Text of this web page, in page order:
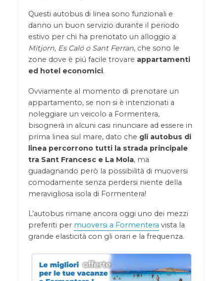
Questi autobus di linea sono funzionali e
danno un buon servizio durante il periodo
estivo per chi ha prenotato un alloggio a
Mitjorn, Es Caló o Sant Ferran, che sono le
zone dove è piú facile trovare appartamenti
ed hotel economici.
Ovviamente al momento di prenotare un
appartamento, se non si è intenzionati a
noleggiare un veicolo a Formentera,
bisognerà in alcuni casi rinunciare ad essere in
prima linea sul mare, dato che gli autobus di
linea percorrono tutti la strada principale
tra Sant Francesc e La Mola, ma
guadagnando però la possibilità di muoversi
comodamente senza perdersi niente della
meravigliosa isola di Formentera!
L’autobus rimane ancora oggi uno dei mezzi
preferiti per muoversi a Formentera vista la
grande elasticità con gli orari e la frequenza.